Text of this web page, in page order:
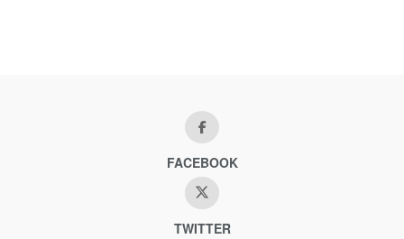
FACEBOOK
TWITTER